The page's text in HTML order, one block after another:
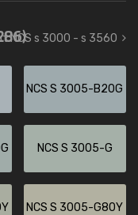
NCS s 3000 - s 3560
NCS S 3005-B20G
NCS S 3005-G
NCS S 3005-G80Y